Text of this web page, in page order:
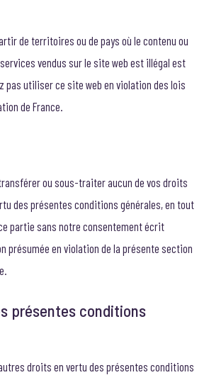
de territoires ou de pays où le contenu ou
vendus sur le site web est illégal est
pas utiliser ce site web en violation des lois
de France.
ou sous-traiter aucun de vos droits
des présentes conditions générales, en tout
partie sans notre consentement écrit
présumée en violation de la présente section
présentes conditions
droits en vertu des présentes conditions